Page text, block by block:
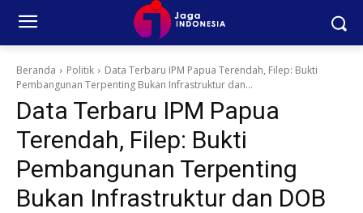
Beranda Politik
Data Terbaru IPM Papua Terendah, Filep: Bukti
Pembangunan Terpenting Bukan Infrastruktur dan...
Data Terbaru IPM Papua
Terendah, Filep: Bukti
Pembangunan Terpenting
Bukan Infrastruktur dan DOB